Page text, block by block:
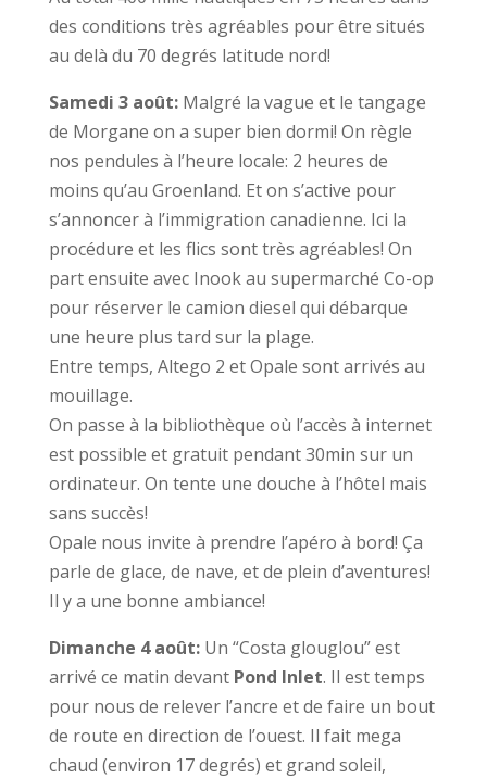
des conditions très agréables pour être situés
au delà du 70 degrés latitude nord!
Samedi 3 août:Malgré la vague et le tangage
de Morgane on a super bien dormi! On règle
nos pendules à l’heure locale: 2 heures de
moins qu’au Groenland. Et on s’active pour
s’annoncer à l’immigration canadienne. Ici la
procédure et les flics sont très agréables! On
part ensuite avec Inook au supermarché Co-op
pour réserver le camion diesel qui débarque
une heure plus tard sur la plage.
Entre temps, Altego 2 et Opale sont arrivés au
mouillage.
On passe à la bibliothèque où l’accès à internet
est possible et gratuit pendant 30min sur un
ordinateur. On tente une douche à l’hôtel mais
sans succès!
Opale nous invite à prendre l’apéro à bord! Ça
parle de glace, de nave, et de plein d’aventures!
Il y a une bonne ambiance!
Dimanche 4 août:Un “Costa glouglou” est
arrivé ce matin devant Pond Inlet. Il est temps
pour nous de relever l’ancre et de faire un bout
de route en direction de l’ouest. Il fait mega
chaud (environ 17 degrés) et grand soleil,